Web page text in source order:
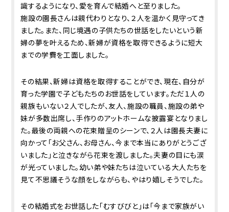
識するようになり、愛を育んで結婚へと至りました。
施設の園長さんは親代わりとなり、２人を温かく見守ってき
ました。また、同じ境遇の子供たちの世話をしたいという新
婦の夢を叶えるため、新婦が資格を取得できるように短大
までの学費を工面しました。
その結果、新婦は資格を取得することができ、現在、自分が
育った学園で子どもたちのお世話をしています。ただ１人の
親族もいない２人でしたが、友人、施設の職員、施設の弟や
妹が多数出席し、手作りのアットホームな披露宴となりまし
た。最後の両親への花束贈呈のシーンで、２人は園長夫妻に
向かって「お父さん、お母さん、今まで本当にありがとうござ
いました」と泣きながら花束を渡しました。夫妻の目にも涙
が光っていました。幼い弟や妹たちは泣いている大人たちを
見て不思議そうな顔をしながらも、やはり嬉しそうでした。
その結婚式をお世話した「むすびびと」は「今まで家族がい